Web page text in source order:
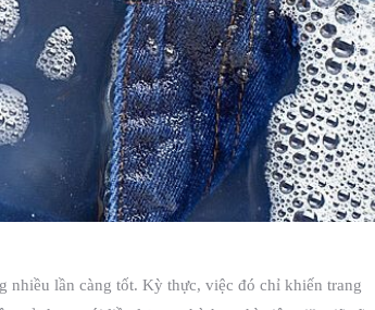
nhiều lần càng tốt. Kỳ thực, việc đó chỉ khiến trang